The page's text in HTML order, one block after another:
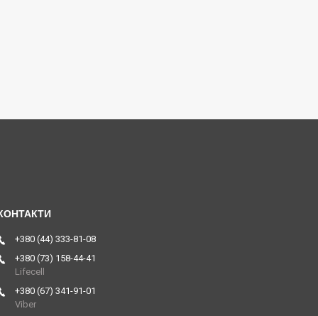
+380 (44) 333-81-08
+380 (73) 158-44-41
Lifecell
+380 (67) 341-91-01
Viber